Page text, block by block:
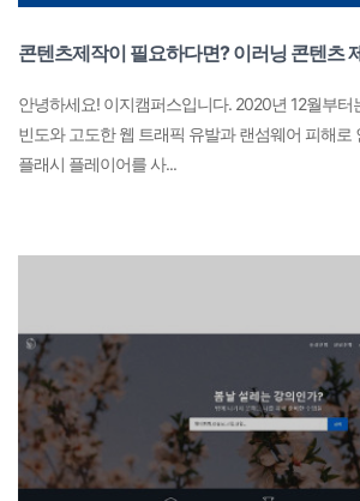
안녕하세요! 이지캠퍼스입니다. 2020년 12월부
빈도와 고도한 웹 트래픽 유발과 랜섬웨어 피해로
플래시 플레이어를 사...